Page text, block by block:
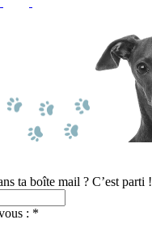
ta boîte mail ? C’est parti !
: *